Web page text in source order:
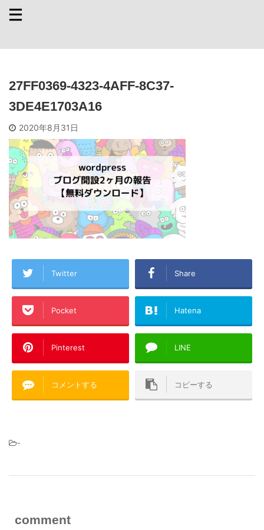
27FF0369-4323-4AFF-8C37-
3DE4E1703A16
2020年8月31日
Twitter Share
Pocket Hatena
Pinterest LINE
コメントする コピーする
-
comment